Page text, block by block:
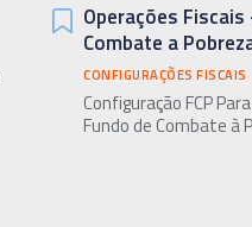
Operações Fiscais
Combate a
CONFIGURAÇÕES FISCAIS
Configuração FCP
Fundo de Combate à